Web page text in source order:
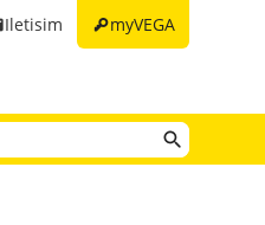
keymyVEGA
Iletisim